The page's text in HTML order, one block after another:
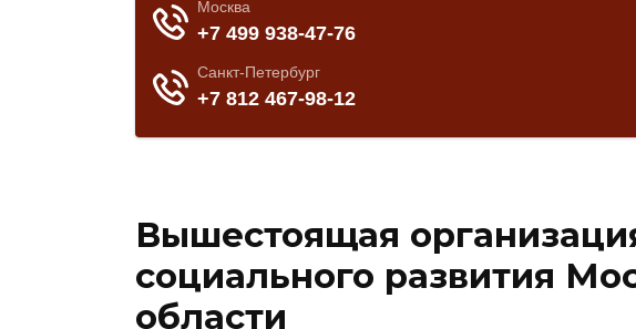
Вышестоящая
социального развития
области